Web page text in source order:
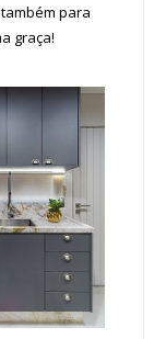
para
graça!